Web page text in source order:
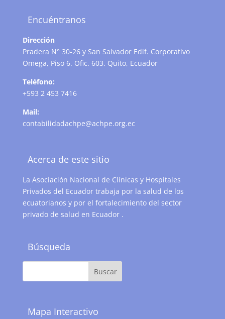
Encuéntranos
Dirección
Pradera N° 30-26 y San Salvador Edif. Corporativo
Omega, Piso 6. Ofic. 603. Quito, Ecuador
Teléfono:
+593 2 453 7416
Mail:
contabilidadachpe@achpe.org.ec
Acerca de este sitio
La Asociación Nacional de Clínicas y Hospitales
Privados del Ecuador trabaja por la salud de los
ecuatorianos y por el fortalecimiento del sector
privado de salud en Ecuador .
Búsqueda
Mapa Interactivo